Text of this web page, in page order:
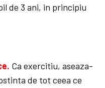
de 3 ani, in principiu
Ca exercitiu, aseaza-
de tot ceea ce